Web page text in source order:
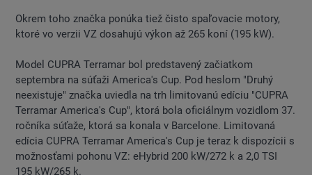
Okrem toho značka ponúka tiež čisto spaľovacie motory,
ktoré vo verzii VZ dosahujú výkon až 265 koní (195 kW).
Model CUPRA Terramar bol predstavený začiatkom
septembra na súťaži America's Cup. Pod heslom "Druhý
neexistuje" značka uviedla na trh limitovanú edíciu "CUPRA
Terramar America's Cup", ktorá bola oficiálnym vozidlom 37.
ročníka súťaže, ktorá sa konala v Barcelone. Limitovaná
edícia CUPRA Terramar America's Cup je teraz k dispozícii s
možnosťami pohonu VZ: eHybrid 200 kW/272 k a 2,0 TSI
195 kW/265 k.